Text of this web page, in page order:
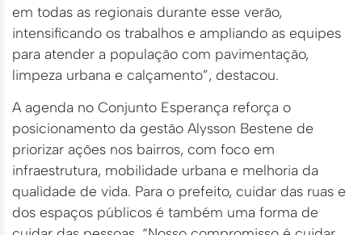
em todas as regionais durante esse verão,
intensificando os trabalhos e ampliando as equipes
para atender a população com pavimentação,
limpeza urbana e calçamento”, destacou.
A agenda no Conjunto Esperança reforça o
posicionamento da gestão Alysson Bestene de
priorizar ações nos bairros, com foco em
infraestrutura, mobilidade urbana e melhoria da
qualidade de vida. Para o prefeito, cuidar das ruas e
dos espaços públicos é também uma forma de